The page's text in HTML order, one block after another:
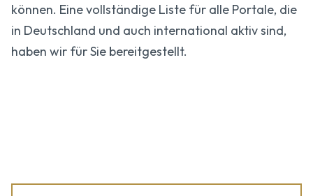
können. Eine vollständige Liste für alle Portale, die
in Deutschland und auch international aktiv sind,
haben wir für Sie bereitgestellt.